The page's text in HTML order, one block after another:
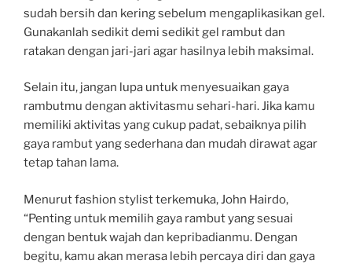
sudah bersih dan kering sebelum mengaplikasikan gel.
Gunakanlah sedikit demi sedikit gel rambut dan
ratakan dengan jari-jari agar hasilnya lebih maksimal.
Selain itu, jangan lupa untuk menyesuaikan gaya
rambutmu dengan aktivitasmu sehari-hari. Jika kamu
memiliki aktivitas yang cukup padat, sebaiknya pilih
gaya rambut yang sederhana dan mudah dirawat agar
tetap tahan lama.
Menurut fashion stylist terkemuka, John Hairdo,
“Penting untuk memilih gaya rambut yang sesuai
dengan bentuk wajah dan kepribadianmu. Dengan
begitu, kamu akan merasa lebih percaya diri dan gaya